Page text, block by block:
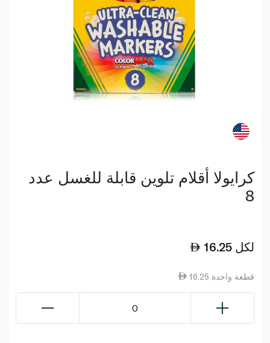
كرايولا أقلام تلوين قابلة للغسل عدد
8
16.25 لكل
16.25 قطعة واحدة
0